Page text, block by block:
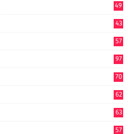
49
43
57
97
70
62
63
57